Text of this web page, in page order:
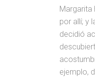
Margarita
por allí; y
decidió
ejemplo,